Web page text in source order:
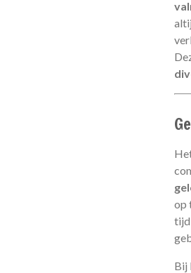
op
tijd
Bij